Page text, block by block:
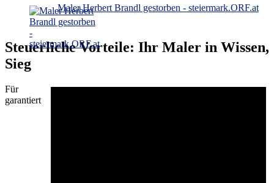
Maler Herbert Brandl gestorben - steiermark.ORF.at
Steuerliche Vorteile: Ihr Maler in Wissen,
Sieg
Für
garantiert